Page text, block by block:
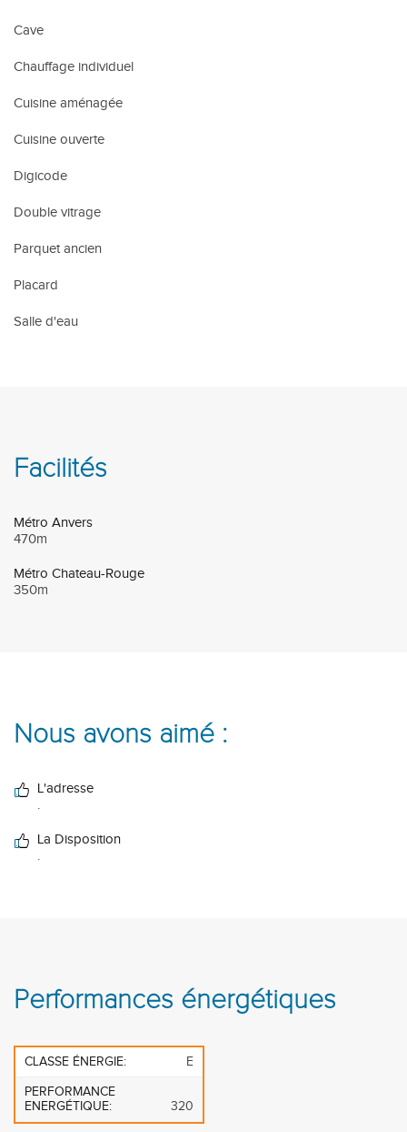
Cave
Chauffage individuel
Cuisine aménagée
Cuisine ouverte
Digicode
Double vitrage
Parquet ancien
Placard
Salle d'eau
Facilités
Métro Anvers
470m
Métro Chateau-Rouge
350m
Nous avons aimé :
L'adresse
.
La Disposition
.
Performances énergétiques
CLASSE ÉNERGIE: E
PERFORMANCE
ENERGÉTIQUE:
320